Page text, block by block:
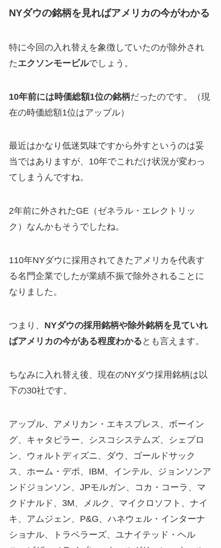
NYダウの銘柄を見ればアメリカの今がわかる
特に今回の入れ替えを象徴していたのが除外され
たエクソンモービルでしょう。
10年前には時価総額1位の銘柄だったのです。（現
在の時価総額1位はアップル）
最近はかなり低迷気味ですから外すというのは妥
当ではありますが、10年でこれだけ状況が変わっ
てしまうんですね。
2年前に外されたGE（ゼネラル・エレクトリッ
ク）なんかもそうでしたね。
110年NYダウに採用されてきたアメリカを代表す
る名門企業でしたが業績不振で除外されることに
なりました。
つまり、 NYダウの採用銘柄や除外銘柄を見ていれ
ばアメリカの今がある程度わかる とも言えます。
ちなみに入れ替え後、現在のNYダウ採用銘柄は以
下の30社です。
アップル、アメリカン・エキスプレス、ボーイン
グ、キャタピラー、シスコシステムズ、シェプロ
ン、ウォルトディズニ、ダウ、ゴールドサック
ス、ホーム・デポ、IBM、インテル、ジョンソンア
ンドジョンソン、JPモルガン、コカ・コーラ、マ
クドナルド、3M、メルク、マイクロソフト、ナイ
キ、アムジェン、P&G、ハネウェル・インターナ
ショナル、トラベラーズ、ユナイテッド・ヘル